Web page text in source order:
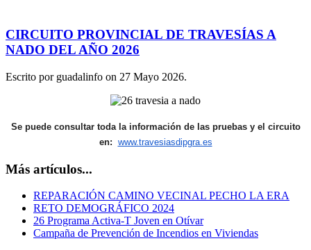
CIRCUITO PROVINCIAL DE TRAVESÍAS A
NADO DEL AÑO 2026
Escrito por guadalinfo on 27 Mayo 2026.
Se puede consultar toda la información de las pruebas y el circuito
en: www.travesiasdipgra.es
Más artículos...
REPARACIÓN CAMINO VECINAL PECHO LA ERA
RETO DEMOGRÁFICO 2024
26 Programa Activa-T Joven en Otívar
Campaña de Prevención de Incendios en Viviendas